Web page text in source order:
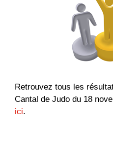
Retrouvez tous les
Cantal de Judo du 18
ici.